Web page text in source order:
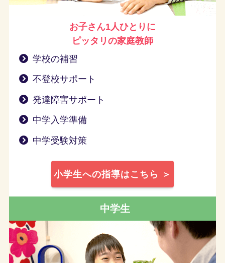
お子さん1人ひとりに
ピッタリの家庭教師
学校の補習
不登校サポート
発達障害サポート
中学入学準備
中学受験対策
小学生への指導はこちら ＞
中学生